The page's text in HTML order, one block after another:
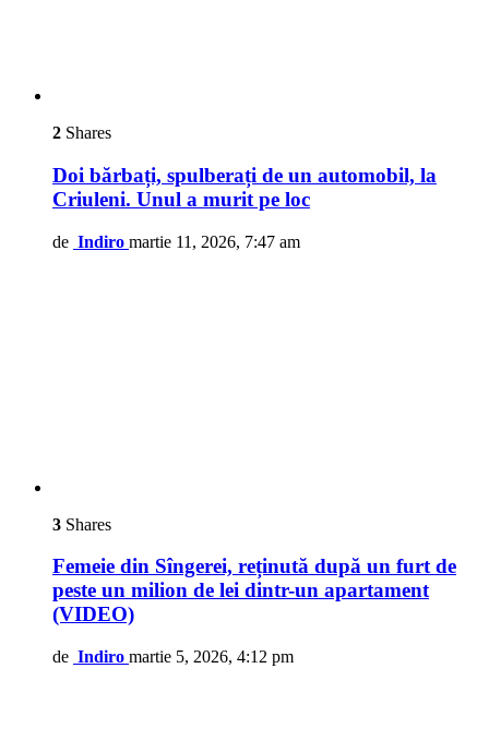
2 Shares
Doi bărbați, spulberați de un automobil, la
Criuleni. Unul a murit pe loc
de Indiro martie 11, 2026, 7:47 am
3 Shares
Femeie din Sîngerei, reținută după un furt de
peste un milion de lei dintr-un apartament
(VIDEO)
de Indiro martie 5, 2026, 4:12 pm